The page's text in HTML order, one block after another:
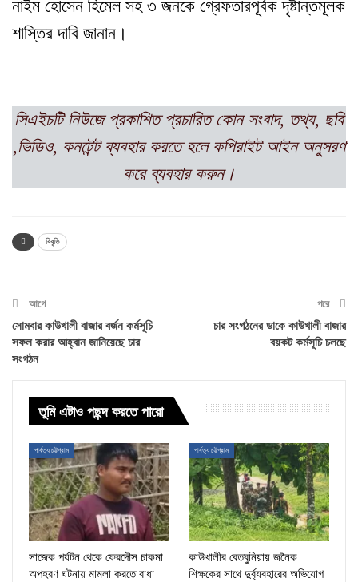
নাইম হোসেন হিমেল সহ ৩ জনকে গ্রেফতারপূর্বক দৃষ্টান্তমূলক
শাস্তির দাবি জানান।
সিএইচটি নিউজে প্রকাশিত প্রচারিত কোন সংবাদ, তথ্য, ছবি
,ভিডিও, কনটেন্ট ব্যবহার করতে হলে কপিরাইট আইন অনুসরণ
করে ব্যবহার করুন।
বিবৃতি
আগে
সোমবার কাউখালী বাজার বর্জন কর্মসূচি
সফল করার আহ্বান জানিয়েছে চার
সংগঠন
পরে
চার সংগঠনের ডাকে কাউখালী বাজার
বয়কট কর্মসূচি চলছে
তুমি এটাও পছন্দ করতে পারো
পার্বত্য চট্টগ্রাম
সাজেক পর্যটন থেকে ফেরদৌস চাকমা
অপহরণ ঘটনায় মামলা করতে বাধা
পার্বত্য চট্টগ্রাম
কাউখালীর বেতবুনিয়ায় জনৈক
শিক্ষকের সাথে দুর্ব্যবহারের অভিযোগ